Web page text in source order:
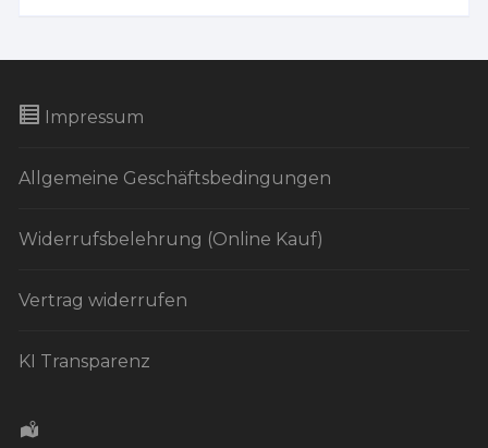
Impressum
Allgemeine Geschäftsbedingungen
Widerrufsbelehrung (Online Kauf)
Vertrag widerrufen
KI Transparenz